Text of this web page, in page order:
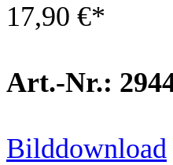
17,90 €*
Art.-Nr.:
Bilddownload